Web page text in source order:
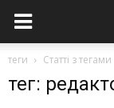
теги Статті з
тег: